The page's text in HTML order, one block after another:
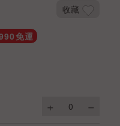
收藏
免運